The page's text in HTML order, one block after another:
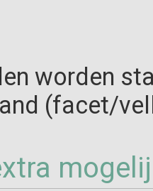
worden
(facet/